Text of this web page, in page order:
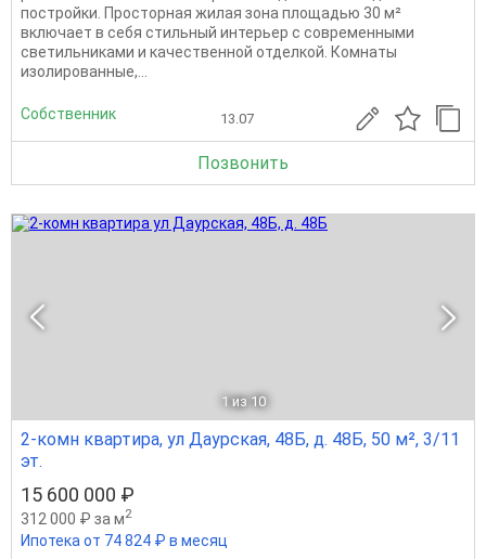
постройки. Просторная жилая зона площадью 30 м²
включает в себя стильный интерьер с современными
светильниками и качественной отделкой. Комнаты
изолированные,...
Собственник 13.07
Позвонить
1 из 10
2-комн квартира, ул Даурская, 48Б, д. 48Б, 50 м², 3/11
эт.
15 600 000 ₽
312 000 ₽ за м2
Ипотека от 74 824 ₽ в месяц